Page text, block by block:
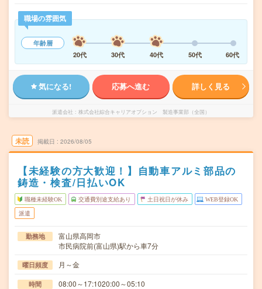
職場の雰囲気
年齢層
20代
30代 40代 50代 60代
気になる! 応募へ進む 詳しく見る
派遣会社 株式会社綜合キャリアオプション 製造事業部（全国）
未読 掲載日 2026/08/05
【未経験の方大歓迎！】自動車アルミ部品の
鋳造・検査/日払いOK
職種未経験OK 交通費別途支給あり 土日祝日が休み WEB登録OK
派遣
勤務地
富山県高岡市
市民病院前(富山県)駅から車7分
曜日頻度 月～金
時間 08:00～17:1020:00～05:10